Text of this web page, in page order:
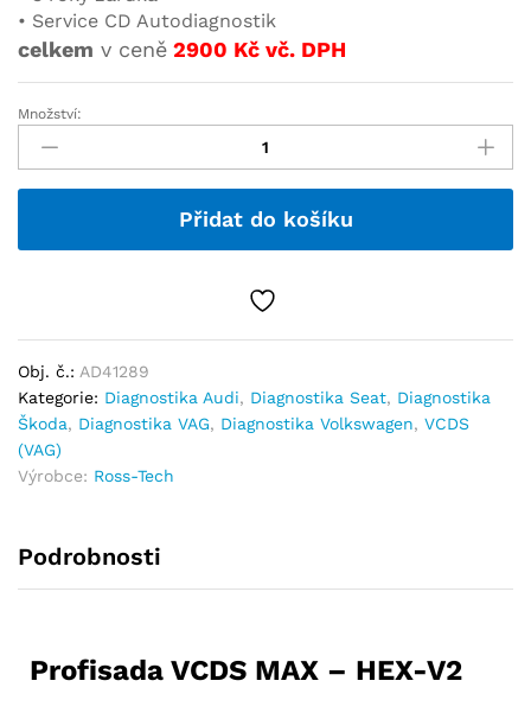
• Service CD Autodiagnostik
celkem v ceně 2900 Kč vč. DPH
Množství:
Přidat do košíku
Obj. č.: AD41289
Kategorie: Diagnostika Audi, Diagnostika Seat, Diagnostika
Škoda, Diagnostika VAG, Diagnostika Volkswagen, VCDS
(VAG)
Výrobce: Ross-Tech
Podrobnosti
Profisada VCDS MAX – HEX-V2